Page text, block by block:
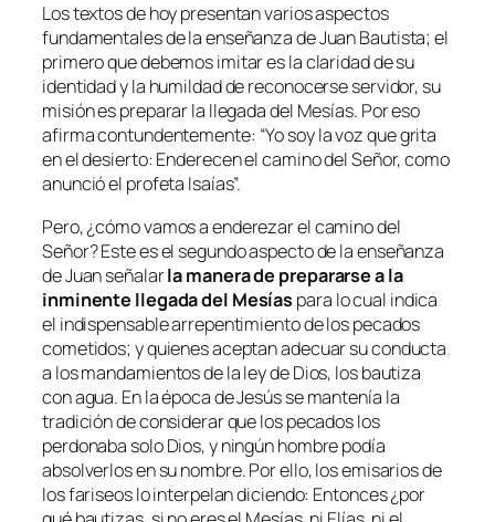
Los textos de hoy presentan varios aspectos
fundamentales de la enseñanza de Juan Bautista; el
primero que debemos imitar es la claridad de su
identidad y la humildad de reconocerse servidor, su
misión es preparar la llegada del Mesías. Por eso
afirma contundentemente: “Yo soy la voz que grita
en el desierto: Enderecen el camino del Señor, como
anunció el profeta Isaías”.
Pero, ¿cómo vamos a enderezar el camino del
Señor? Este es el segundo aspecto de la enseñanza
de Juan señalarla manera de prepararse a la
inminente llegada del Mesías para lo cual indica
el indispensable arrepentimiento de los pecados
cometidos; y quienes aceptan adecuar su conducta
a los mandamientos de la ley de Dios, los bautiza
con agua. En la época de Jesús se mantenía la
tradición de considerar que los pecados los
perdonaba solo Dios, y ningún hombre podía
absolverlos en su nombre. Por ello, los emisarios de
los fariseos lo interpelan diciendo: Entonces ¿por